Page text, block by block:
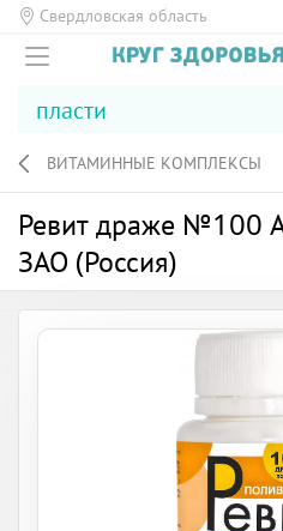
Свердловская область
ВИТАМИННЫЕ КОМПЛЕКСЫ
Ревит драже №100
ЗАО (Россия)